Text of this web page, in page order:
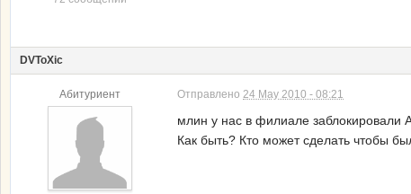
DVToXic
Абитуриент Отправлено 24 May 2010 - 08:21
млин у нас в филиале заблокировали
Как быть? Кто может сделать чтобы